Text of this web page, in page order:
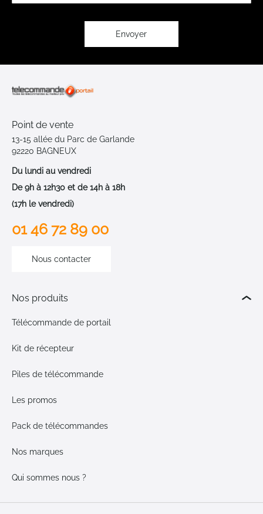
Envoyer
Point de vente
13-15 allée du Parc de Garlande
92220 BAGNEUX
Du lundi au vendredi
De 9h à 12h30 et de 14h à 18h
(17h le vendredi)
01 46 72 89 00
Nous contacter
Nos produits
Télécommande de portail
Kit de récepteur
Piles de télécommande
Les promos
Pack de télécommandes
Nos marques
Qui sommes nous ?